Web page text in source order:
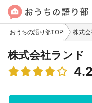
おうちの語り部TOP 株式会
株式会社ランド
4.2